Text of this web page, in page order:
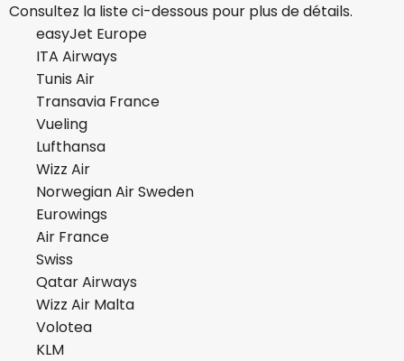
Consultez la liste ci-dessous pour plus de détails.
easyJet Europe
ITA Airways
Tunis Air
Transavia France
Vueling
Lufthansa
Wizz Air
Norwegian Air Sweden
Eurowings
Air France
Swiss
Qatar Airways
Wizz Air Malta
Volotea
KLM